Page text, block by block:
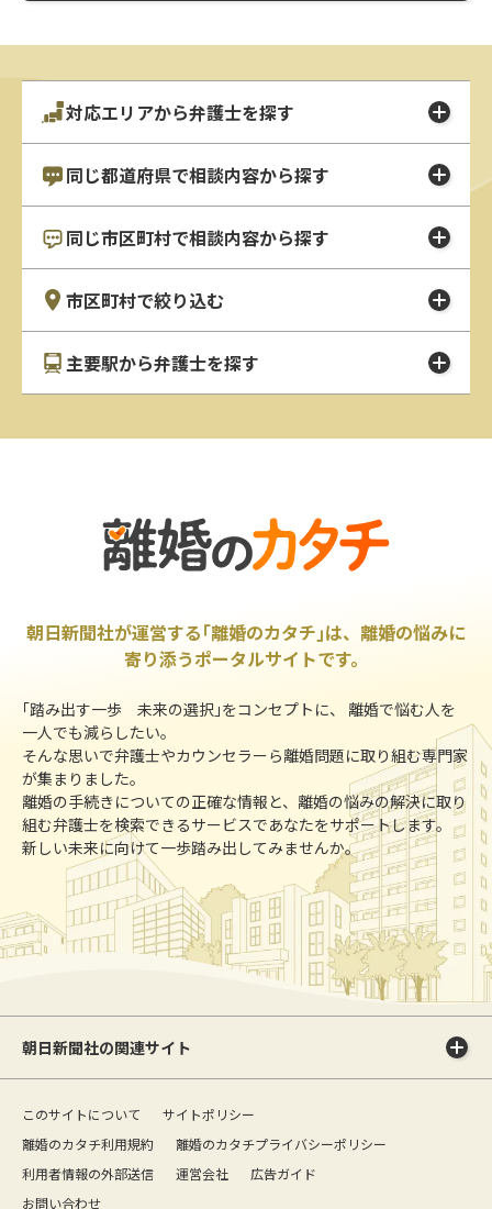
対応エリアから弁護士を探す
同じ都道府県で相談内容から探す
同じ市区町村で相談内容から探す
市区町村で絞り込む
主要駅から弁護士を探す
朝日新聞社が運営する｢離婚のカタチ｣は、離婚の悩みに
寄り添うポータルサイトです。
｢踏み出す一歩 未来の選択｣をコンセプトに、 離婚で悩む人を
一人でも減らしたい。
そんな思いで弁護士やカウンセラーら離婚問題に取り組む専門家
が集まりました。
離婚の手続きについての正確な情報と、離婚の悩みの解決に取り
組む弁護士を検索できるサービスであなたをサポートします。
新しい未来に向けて一歩踏み出してみませんか。
朝日新聞社の関連サイト
このサイトについて
サイトポリシー
離婚のカタチ利用規約
離婚のカタチプライバシーポリシー
利用者情報の外部送信
運営会社
広告ガイド
お問い合わせ